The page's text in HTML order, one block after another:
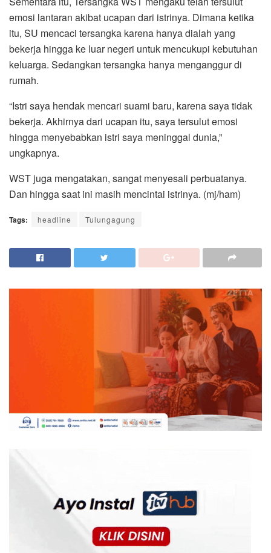
emosi lantaran akibat ucapan dari istrinya. Dimana ketika
itu, SU mencaci tersangka karena hanya dialah yang
bekerja hingga ke luar negeri untuk mencukupi kebutuhan
keluarga. Sedangkan tersangka hanya menganggur di
rumah.
“Istri saya hendak mencari suami baru, karena saya tidak
bekerja. Akhirnya dari ucapan itu, saya tersulut emosi
hingga menyebabkan istri saya meninggal dunia,”
ungkapnya.
WST juga mengatakan, sangat menyesali perbuatanya.
Dan hingga saat ini masih mencintai istrinya. (mj/ham)
Tags: headline Tulungagung